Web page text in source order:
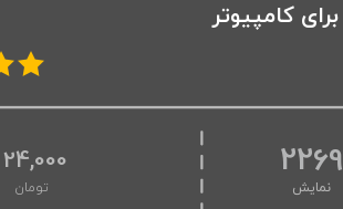
2269
نمایش
24,000
تومان